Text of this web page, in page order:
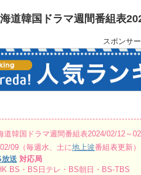
道韓国ドラマ週間番組表
スポンサ
道韓国ドラマ週間番組表2024/02/12～
09（毎週水、土に地上波番組表更新）
放送対応局
BS・BS日テレ・BS朝日・BS-TBS